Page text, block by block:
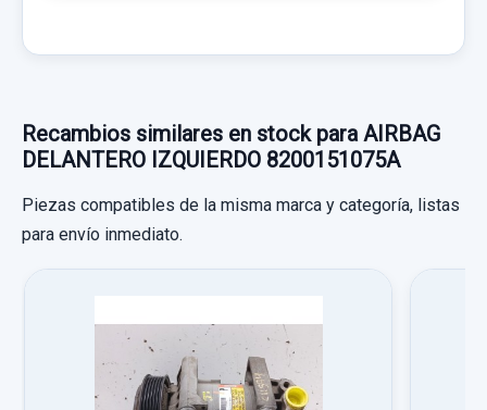
CERRADURA PUERTA DELANTERA IZQUIERDA
8200008246 8 PINS
CERRADURA PUERTA DELANTERA... usado.
NISSAN PRIMASTAR (X83) 1.9 DCI DIESEL
570224 OEM: 8200008246
MANGUETA TRASERA DERECHA
Garantía 1 año
AMORTIGUADOR TRASERO IZQUIERDO
AMORTIGUADOR TRASERO IZQUIERDO
Recambios similares en stock para AIRBAG
DELANTERO IZQUIERDO 8200151075A
Piezas compatibles de la misma marca y categoría, listas
para envío inmediato.